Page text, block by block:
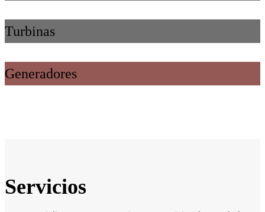
Turbinas
Generadores
Servicios